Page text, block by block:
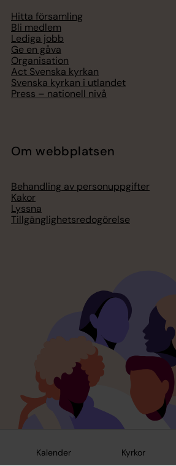
Kalender Kyrkor
Hitta församling
Bli medlem
Lediga jobb
Ge en gåva
Organisation
Act Svenska kyrkan
Svenska kyrkan i utlandet
Press – nationell nivå
Om webbplatsen
Behandling av personuppgifter
Kakor
Lyssna
Tillgänglighetsredogörelse